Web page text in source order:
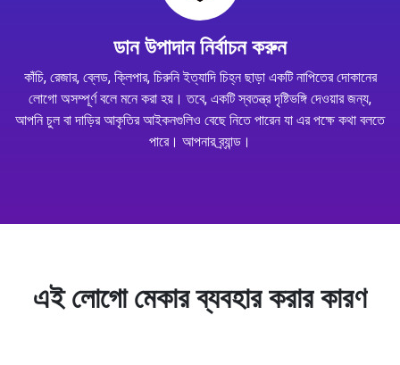
ডান উপাদান নির্বাচন করুন
কাঁচি, রেজার, ব্লেড, ক্লিপার, চিরুনি ইত্যাদি চিহ্ন ছাড়া একটি নাপিতের দোকানের
লোগো অসম্পূর্ণ বলে মনে করা হয়। তবে, একটি স্বতন্ত্র দৃষ্টিভঙ্গি দেওয়ার জন্য,
আপনি চুল বা দাড়ির আকৃতির আইকনগুলিও বেছে নিতে পারেন যা এর পক্ষে কথা বলতে
পারে। আপনার ব্র্যান্ড।
এই লোগো মেকার ব্যবহার করার কারণ